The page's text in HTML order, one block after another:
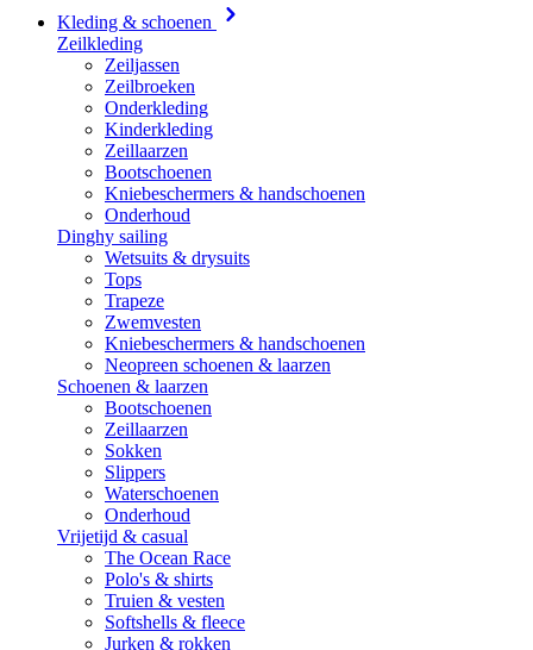
Kleding & schoenen
Zeilkleding
Zeiljassen
Zeilbroeken
Onderkleding
Kinderkleding
Zeillaarzen
Bootschoenen
Kniebeschermers & handschoenen
Onderhoud
Dinghy sailing
Wetsuits & drysuits
Tops
Trapeze
Zwemvesten
Kniebeschermers & handschoenen
Neopreen schoenen & laarzen
Schoenen & laarzen
Bootschoenen
Zeillaarzen
Sokken
Slippers
Waterschoenen
Onderhoud
Vrijetijd & casual
The Ocean Race
Polo's & shirts
Truien & vesten
Softshells & fleece
Jurken & rokken